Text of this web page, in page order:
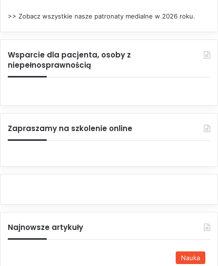
>> Zobacz wszystkie nasze patronaty medialne w 2026 roku.
Wsparcie dla pacjenta, osoby z
niepełnosprawnością
Zapraszamy na szkolenie online
Najnowsze artykuły
Nauka